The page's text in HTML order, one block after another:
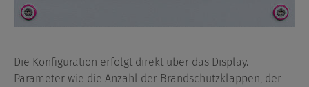
Die Konfiguration erfolgt direkt über das Display.
Parameter wie die Anzahl der Brandschutzklappen, der